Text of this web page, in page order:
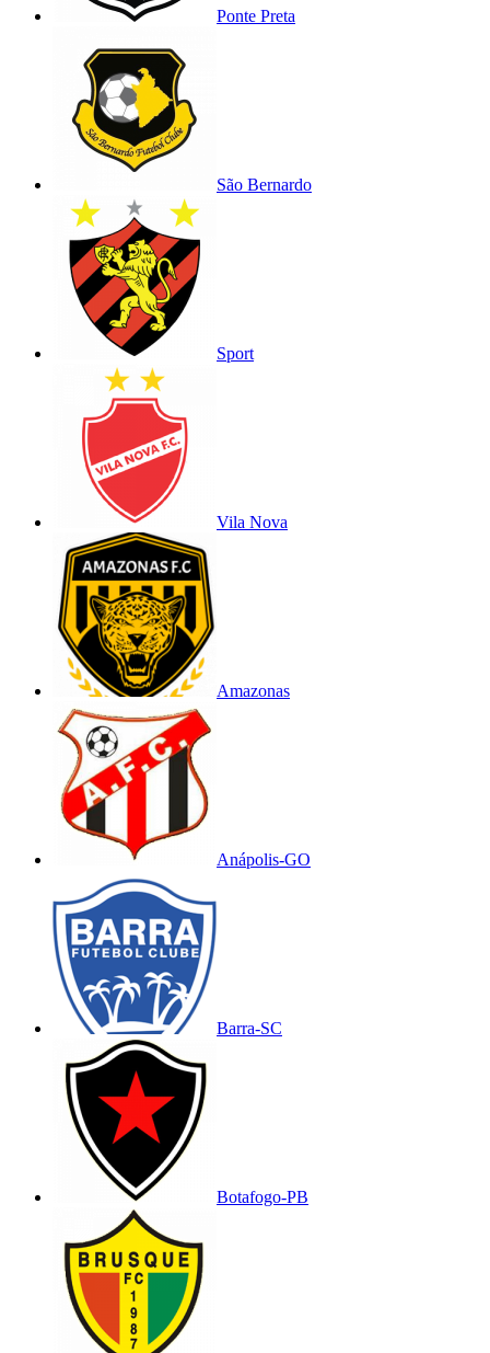
Ponte Preta
São Bernardo
Sport
Vila Nova
Amazonas
Anápolis-GO
Barra-SC
Botafogo-PB